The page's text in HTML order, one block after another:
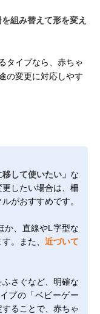
を組み替えて形を変え
タイプなら、赤ちゃ
の変更に対応しやす
して使いたい」 な
したい場合は、柵
がおすすめです。
か、直線やL字型な
。また、 近づいて
さぐなど、明確な
プの「ベビーゲー
ることで、赤ちゃ